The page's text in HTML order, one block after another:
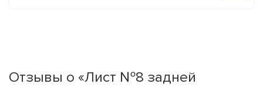
Отзывы о «Лист №8 задней